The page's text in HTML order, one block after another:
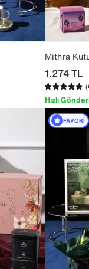
Mithra
1.274TL
Hızlı
FAVORI